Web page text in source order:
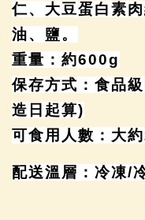
仁、大豆蛋白素
油、鹽。
重量：約600g
保存方式：食品
造日起算)
可食用人數：大
配送溫層：冷凍/